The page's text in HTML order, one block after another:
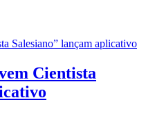
Cientista